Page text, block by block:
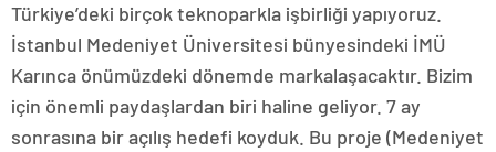
Türkiye’deki birçok teknoparkla işbirliği yapıyoruz.
İstanbul Medeniyet Üniversitesi bünyesindeki İMÜ
Karınca önümüzdeki dönemde markalaşacaktır. Bizim
için önemli paydaşlardan biri haline geliyor. 7 ay
sonrasına bir açılış hedefi koyduk. Bu proje (Medeniyet